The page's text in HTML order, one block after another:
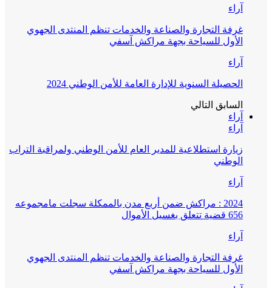
آراء
غرفة التجارة والصناعة والخدمات تنظم المنتدى الجهوي
الأول للسياحة بجهة مراكش آسفي
آراء
الحصيلة السنوية للإدارة العامة للأمن الوطني 2024
السابق التالي
آراء
آراء
زيارة استطلاعية للمدير العام للأمن الوطني ولمراقبة التراب
الوطني
آراء
2024 : مراكش ضمن أربع مدن بالممكلة سجلت مامجموعه
656 قضية تتعلق بغسيل الأموال
آراء
غرفة التجارة والصناعة والخدمات تنظم المنتدى الجهوي
الأول للسياحة بجهة مراكش آسفي